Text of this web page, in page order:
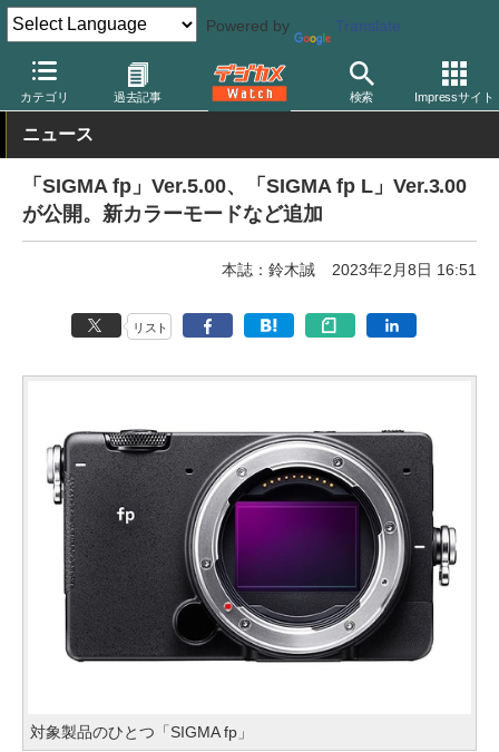
Powered by Translate
カテゴリ 過去記事 検索 Impressサイト
デジカメ Watch カメラ ミラーレスカメラ シグマ
ニュース
「SIGMA fp」Ver.5.00、「SIGMA fp L」Ver.3.00
が公開。新カラーモードなど追加
本誌：鈴木誠 2023年2月8日 16:51
リスト
対象製品のひとつ「SIGMA fp」